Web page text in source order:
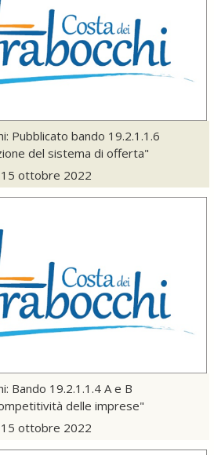
Pubblicato bando 19.2.1.1.6
del sistema di offerta"
ottobre 2022
Bando 19.2.1.1.4 A e B
delle imprese"
ottobre 2022